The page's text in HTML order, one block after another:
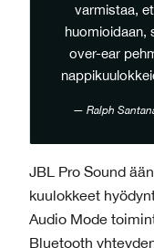
varmistaa,
huomioidaan,
over-ear
Ralph
JBL Pro Sound
kuulokkeet
Audio Mode
Bluetooth